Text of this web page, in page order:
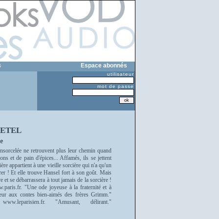
Espace abonnés
utilisateur
mot de passe
ne retrouvent plus leur chemin quand
et de pain d'épices... Affamés, ils se jettent
appartient à une vieille sorcière qui n'a qu'un
! Et elle trouve Hansel fort à son goût. Mais
se débarrassera à tout jamais de la sorcière !
"Une ode joyeuse à la fraternité et à
aux contes bien-aimés des frères Grimm."
"Amusant, délirant."